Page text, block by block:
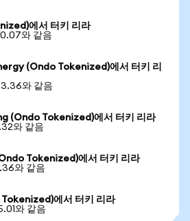
에서 터키 리라
와 같음
(Ondo Tokenized)에서 터키 리
와 같음
(Ondo Tokenized)에서 터키 리라
와 같음
Tokenized)에서 터키 리라
와 같음
에서 터키 리라
와 같음